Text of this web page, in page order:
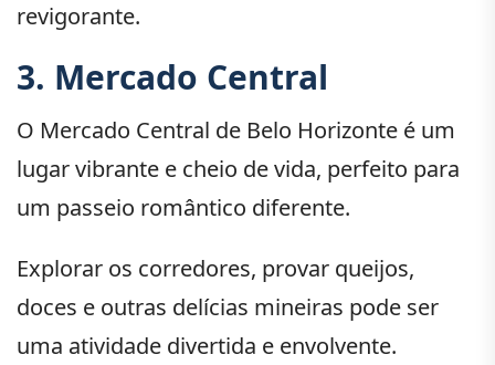
revigorante.
3. Mercado Central
O Mercado Central de Belo Horizonte é um
lugar vibrante e cheio de vida, perfeito para
um passeio romântico diferente.
Explorar os corredores, provar queijos,
doces e outras delícias mineiras pode ser
uma atividade divertida e envolvente.